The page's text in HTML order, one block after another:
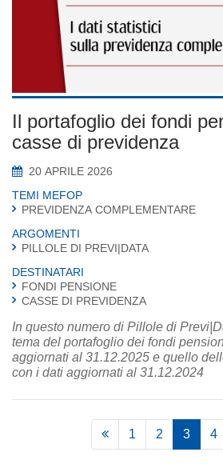
Il portafoglio dei fondi
casse di previdenza
20 APRILE 2026
TEMI MEFOP
PREVIDENZA COMPLEMENTARE
ARGOMENTI
PILLOLE DI PREVI|DATA
DESTINATARI
FONDI PENSIONE
CASSE DI PREVIDENZA
In questo numero di Pillole di
tema del portafoglio dei fondi
aggiornati al 31.12.2025 e quello
con i dati aggiornati al 31.12.2024
1 2 3 4